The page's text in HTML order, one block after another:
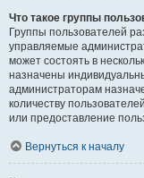
Что такое группы
Группы пользователей
управляемые
может состоять в
назначены
администраторам
количеству
или предоставление
Вернуться к началу